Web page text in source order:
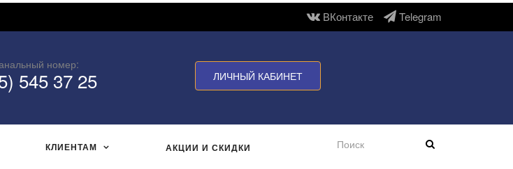
ВКонтакте Telegram
номер:
545 37 25 ЛИЧНЫЙ КАБИНЕТ
КЛИЕНТАМ АКЦИИ И СКИДКИ